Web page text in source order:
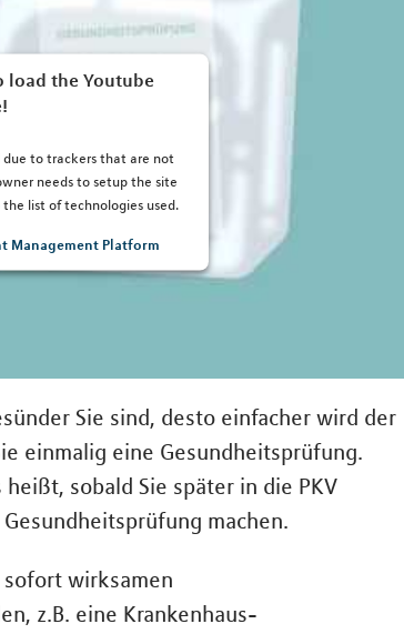
load the Youtube
to trackers that are not
needs to setup the site
list of technologies used.
Management Platform
Sie sind, desto einfacher wird der
einmalig eine Gesundheitsprüfung.
sobald Sie später in die PKV
machen.
wirksamen
z.B. eine Krankenhaus-